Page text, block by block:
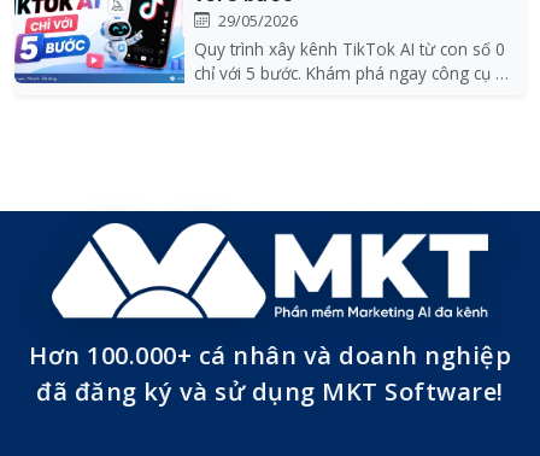
29/05/2026
Quy trình xây kênh TikTok AI từ con số 0
chỉ với 5 bước. Khám phá ngay công cụ hỗ
Hơn 100.000+ cá nhân và doanh nghiệp
đã đăng ký và sử dụng MKT Software!